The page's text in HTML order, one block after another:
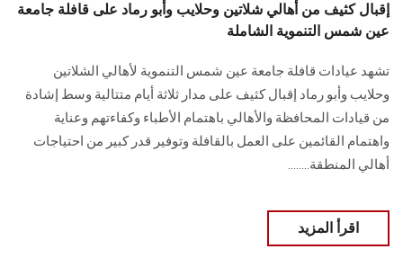
إقبال كثيف من أهالي شلاتين وحلايب وأبو رماد على قافلة جامعة
عين شمس التنموية الشاملة
تشهد عيادات قافلة جامعة عين شمس التنموية لأهالي الشلاتين
وحلايب وأبو رماد إقبال كثيف على مدار ثلاثة أيام متتالية وسط إشادة
من قيادات المحافظة والأهالي باهتمام الأطباء وكفاءتهم وعناية
واهتمام القائمين على العمل بالقافلة وتوفير قدر كبير من احتياجات
أهالي المنطقة........
اقرأ المزيد